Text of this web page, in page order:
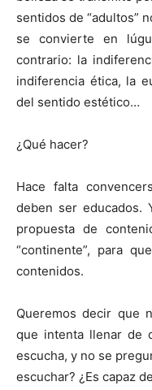
sentidos de “adultos”
se convierte en
contrario: la
indiferencia ética, la
del sentido estético…
¿Qué hacer?
Hace falta
deben ser educados.
propuesta de
“continente”, para
contenidos.
Queremos decir que
que intenta llenar de
escucha, y no se
escuchar? ¿Es capaz